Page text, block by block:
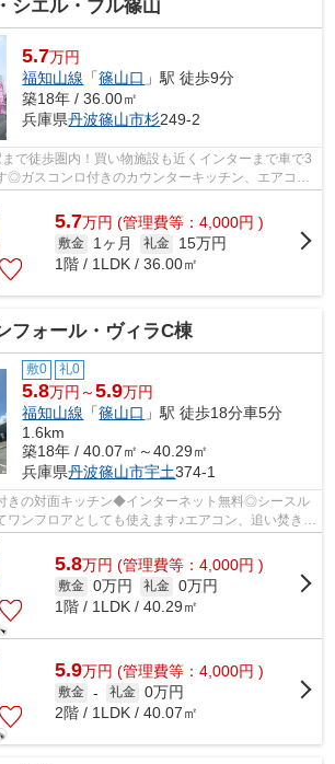
シエル・ブル篠山
5.7万円
福知山線 「篠山口 」駅 徒歩9分
築18年 / 36.00㎡
兵庫県丹波篠山市杉249-2
で徒歩圏内！買い物施設も近くインターまで車で3
◎ガスコンロ付きのカウンターキッチン、エアコ
5.7万円 (管理費等：4,000円 )
敷金 1ヶ月 礼金
15万円
1階 / 1LDK / 36.00㎡
フォール・ヴィラC棟
敷0 礼0
5.8万円～5.9万円
福知山線 「篠山口 」駅 徒歩18分車5分
1.6km
築18年 / 40.07㎡～40.29㎡
兵庫県丹波篠山市宇土374-1
きの対面キッチン◆インターネット無料◎シースル
ワンフロアとしても使えます♪エアコン、追い焚き、
！駅にも近くお...
5.8万円 (管理費等：4,000円 )
敷金 0万円 礼金 0万円
1階 / 1LDK / 40.29㎡
5.9万円 (管理費等：4,000円 )
敷金 - 礼金 0万円
2階 / 1LDK / 40.07㎡